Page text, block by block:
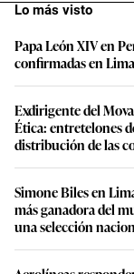
Lo más visto
Papa León XIV en
confirmadas en
Exdirigente del
Ética: entretelones
distribución de las
Simone Biles en
más ganadora del
una selección